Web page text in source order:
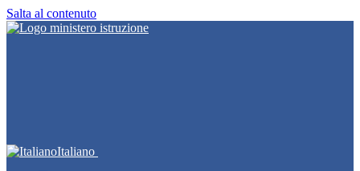
Salta al contenuto
Italiano